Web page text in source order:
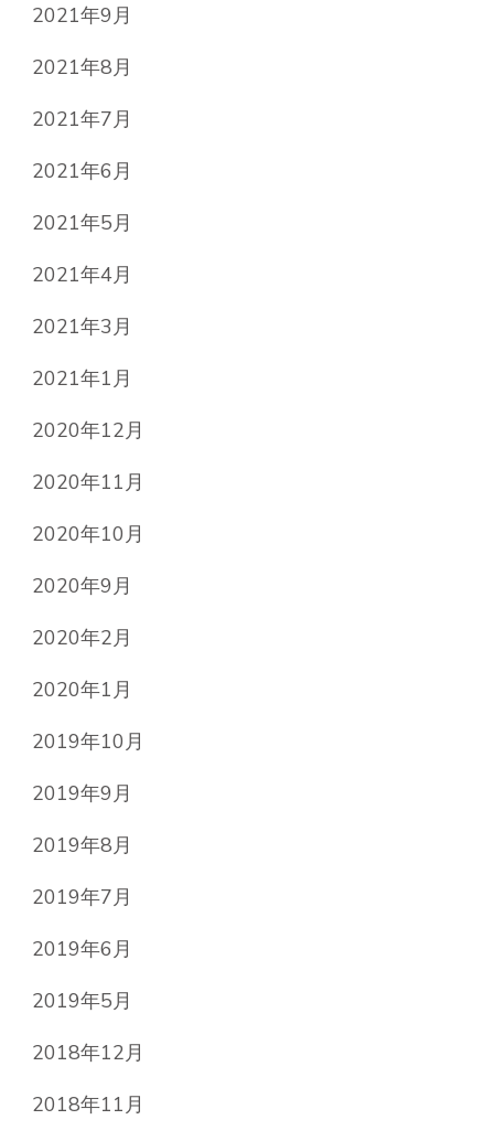
2021年9月
2021年8月
2021年7月
2021年6月
2021年5月
2021年4月
2021年3月
2021年1月
2020年12月
2020年11月
2020年10月
2020年9月
2020年2月
2020年1月
2019年10月
2019年9月
2019年8月
2019年7月
2019年6月
2019年5月
2018年12月
2018年11月